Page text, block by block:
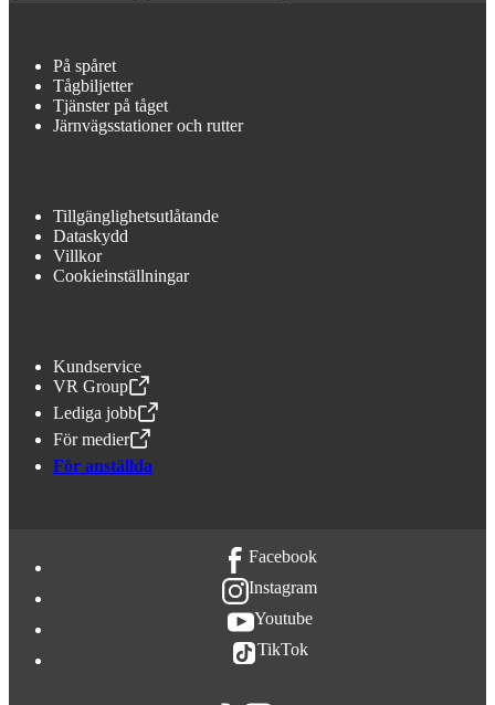
På spåret
Tågbiljetter
Tjänster på tåget
Järnvägsstationer och rutter
Tillgänglighetsutlåtande
Dataskydd
Villkor
Cookieinställningar
Kundservice
VR Group
,Öppnas i en ny flik
Lediga jobb
,Öppnas i en ny flik
För medier
,Öppnas i en ny flik
För anställda
Facebook
Instagram
Youtube
TikTok